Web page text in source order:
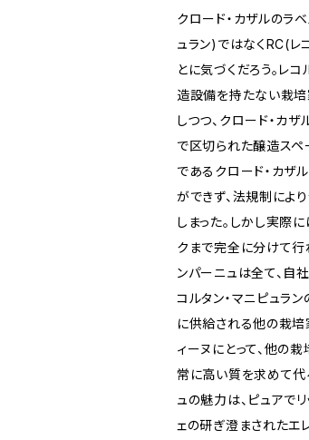
クロード・カザルのラ
ュラン)ではなくRC(レ
とに気づくだろう。レコ
造設備を持たない栽
しつつ、クロード・カ
で区切られた醸造ス
であるクロード・カザ
ができず、法規制によ
しまった。しかし実際
クまで完全に分けて行
ンパーニュは全て、自
コルタン・マニピュラ
に供給される他の栽培
ィーヌにとって、他の
常に高い質を求めて代
ュの魅力は、ピュアでリ
ェの研ぎ澄まされたエ